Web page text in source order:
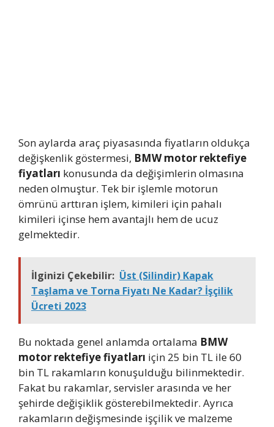
Son aylarda araç piyasasında fiyatların oldukça
değişkenlik göstermesi, BMW motor rektefiye
fiyatları konusunda da değişimlerin olmasına
neden olmuştur. Tek bir işlemle motorun
ömrünü arttıran işlem, kimileri için pahalı
kimileri içinse hem avantajlı hem de ucuz
gelmektedir.
İlginizi Çekebilir: Üst (Silindir) Kapak
Taşlama ve Torna Fiyatı Ne Kadar? İşçilik
Ücreti 2023
Bu noktada genel anlamda ortalama BMW
motor rektefiye fiyatları için 25 bin TL ile 60
bin TL rakamların konuşulduğu bilinmektedir.
Fakat bu rakamlar, servisler arasında ve her
şehirde değişiklik gösterebilmektedir. Ayrıca
rakamların değişmesinde işçilik ve malzeme